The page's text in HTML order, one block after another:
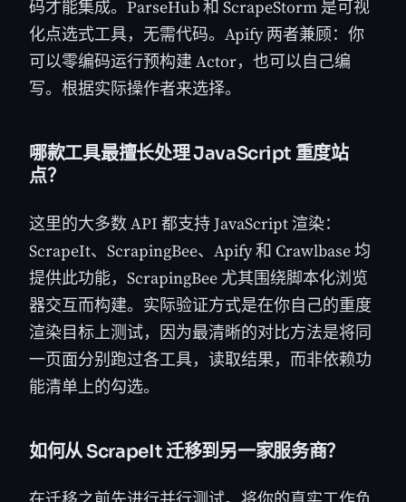
码才能集成。ParseHub 和 ScrapeStorm 是可视
化点选式工具，无需代码。Apify 两者兼顾：你
可以零编码运行预构建 Actor，也可以自己编
写。根据实际操作者来选择。
哪款工具最擅长处理 JavaScript 重度站
点？
这里的大多数 API 都支持 JavaScript 渲染：
ScrapeIt、ScrapingBee、Apify 和 Crawlbase 均
提供此功能，ScrapingBee 尤其围绕脚本化浏览
器交互而构建。实际验证方式是在你自己的重度
渲染目标上测试，因为最清晰的对比方法是将同
一页面分别跑过各工具，读取结果，而非依赖功
能清单上的勾选。
如何从 ScrapeIt 迁移到另一家服务商？